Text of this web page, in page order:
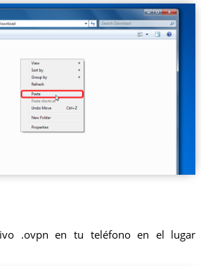
.ovpn en tu teléfono en el lugar